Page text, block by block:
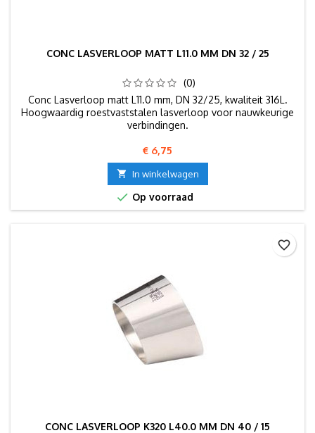
CONC LASVERLOOP MATT L11.0 MM DN 32 / 25
(0)
Conc Lasverloop matt L11.0 mm, DN 32/25, kwaliteit 316L.
Hoogwaardig roestvaststalen lasverloop voor nauwkeurige
verbindingen.
Prijs
€ 6,75
 In winkelwagen
 Op voorraad
CONC LASVERLOOP K320 L40.0 MM DN 40 / 15
favorite_border